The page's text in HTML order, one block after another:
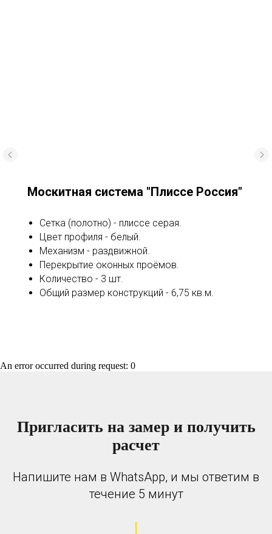
Москитная система "Плиссе Россия"
Сетка (полотно) - плиссе серая.
Цвет профиля - белый.
Механизм - раздвижной.
Перекрытие оконных проёмов.
Количество - 3 шт.
Общий размер конструкций - 6,75 кв.м.
An error occurred during request: 0
Пригласить на замер и получить
расчет
Напишите нам в WhatsApp, и мы ответим в
течение 5 минут